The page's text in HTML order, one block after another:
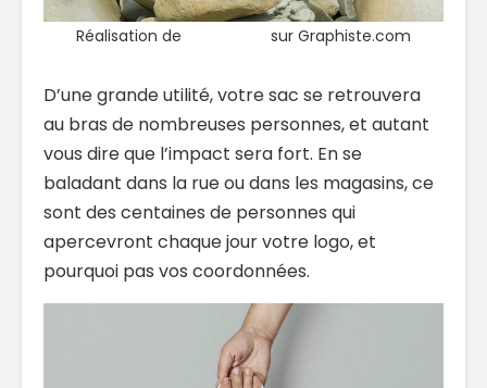
Réalisation de sur Graphiste.com
D’une grande utilité, votre sac se retrouvera
au bras de nombreuses personnes, et autant
vous dire que l’impact sera fort. En se
baladant dans la rue ou dans les magasins, ce
sont des centaines de personnes qui
apercevront chaque jour votre logo, et
pourquoi pas vos coordonnées.